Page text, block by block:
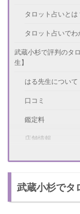
タロット占いとは
タロット占いで
武蔵小杉で評判のタ
生】
はる先生について
口コミ
鑑定料
店舗情報
武蔵小杉で評判のタ
口コミ
武蔵小杉でタ